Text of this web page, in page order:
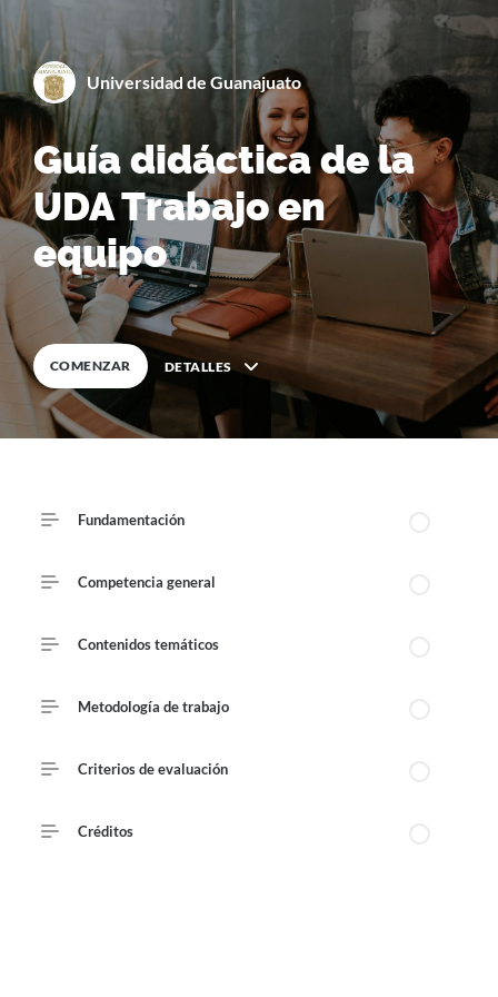
0 COMPLETA
By
Universidad de Guanajuato
Guía didáctica de la
UDA Trabajo en
equipo
COMENZAR DETALLES
Published August 7, 2026
Fundamentación
Competencia general
Contenidos temáticos
Metodología de trabajo
Criterios de evaluación
Créditos